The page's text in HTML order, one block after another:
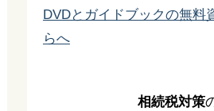
DVDとガイドブックの無料
らへ
相続税対策